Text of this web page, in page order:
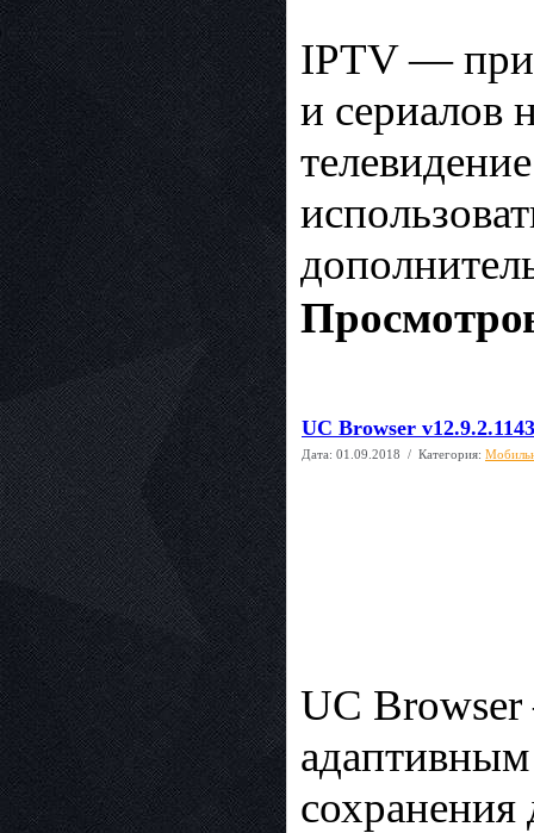
IPTV —
и сериалов
UC Browser
Дата: 01.09.2018 / Категория:
UC Browser